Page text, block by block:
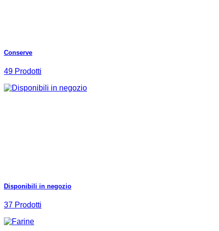
Conserve
49 Prodotti
Disponibili in negozio
37 Prodotti